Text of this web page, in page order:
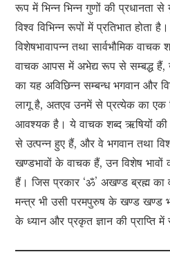
रूप में भिन्न भिन्न गुणों की प्रधानता
विश्व विभिन्न रूपों में प्रतिभात होता
विशेषभावापन्न तथा सार्वभौमिक
वाचक आपस में अभेद्य रूप से सम्बद्ध हैं,
का यह अविछिन्न सम्बन्ध भगवान और
लागू है, अतएव उनमें से प्रत्येक का एक
आवश्यक है। ये वाचक शब्द ऋषियों की
से उत्पन्न हुए हैं, और वे भगवान तथा
खण्डभावों के वाचक हैं, उन विशेष
हैं। जिस प्रकार ‘ॐ’ अखण्ड ब्रह्म का
मन्त्र भी उसी परमपुरुष के खण्ड खण्ड
के ध्यान और प्रकृत ज्ञान की प्राप्ति